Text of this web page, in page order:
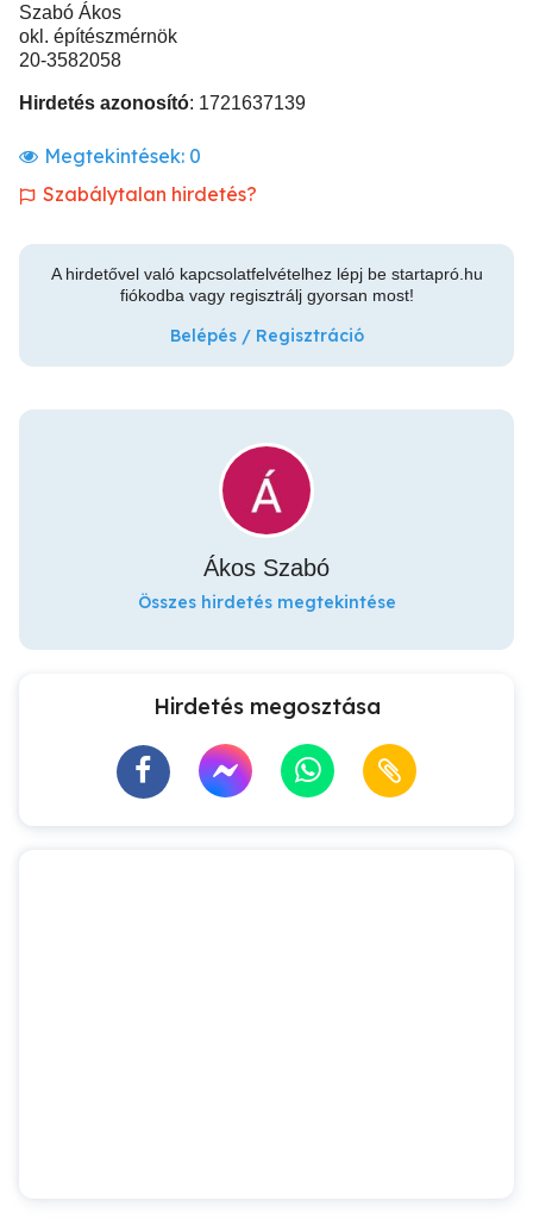
Szabó Ákos
okl. építészmérnök
20-3582058
Hirdetés azonosító: 1721637139
Megtekintések: 0
Szabálytalan hirdetés?
A hirdetővel való kapcsolatfelvételhez lépj be startapró.hu
fiókodba vagy regisztrálj gyorsan most!
Belépés / Regisztráció
Ákos Szabó
Összes hirdetés megtekintése
Hirdetés megosztása